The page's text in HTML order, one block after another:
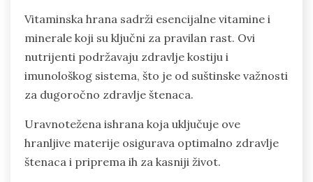
Vitaminska hrana sadrži esencijalne vitamine i
minerale koji su ključni za pravilan rast. Ovi
nutrijenti podržavaju zdravlje kostiju i
imunološkog sistema, što je od suštinske važnosti
za dugoročno zdravlje štenaca.
Uravnotežena ishrana koja uključuje ove
hranljive materije osigurava optimalno zdravlje
štenaca i priprema ih za kasniji život.